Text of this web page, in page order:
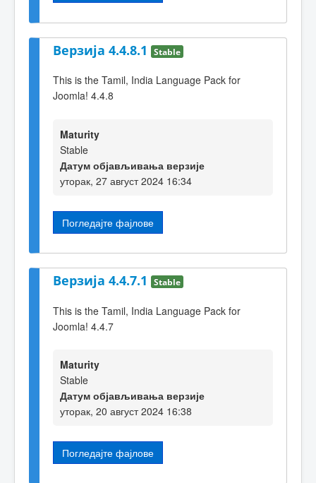
Верзија 4.4.8.1 Stable
This is the Tamil, India Language Pack for
Joomla! 4.4.8
Maturity
Stable
Датум објављивања верзије
уторак, 27 август 2024 16:34
Погледајте фајлове
Верзија 4.4.7.1 Stable
This is the Tamil, India Language Pack for
Joomla! 4.4.7
Maturity
Stable
Датум објављивања верзије
уторак, 20 август 2024 16:38
Погледајте фајлове